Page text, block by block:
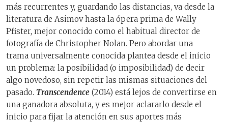
más recurrentes y, guardando las distancias, va desde la
literatura de Asimov hasta la ópera prima de Wally
Pfister, mejor conocido como el habitual director de
fotografía de Christopher Nolan. Pero abordar una
trama universalmente conocida plantea desde el inicio
un problema: la posibilidad (o imposibilidad) de decir
algo novedoso, sin repetir las mismas situaciones del
pasado. Transcendence (2014) está lejos de convertirse en
una ganadora absoluta, y es mejor aclararlo desde el
inicio para fijar la atención en sus aportes más